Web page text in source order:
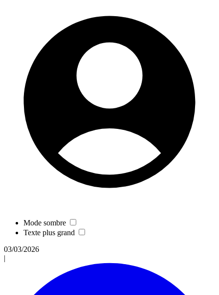
Mode sombre
Texte plus grand
03/03/2026
|